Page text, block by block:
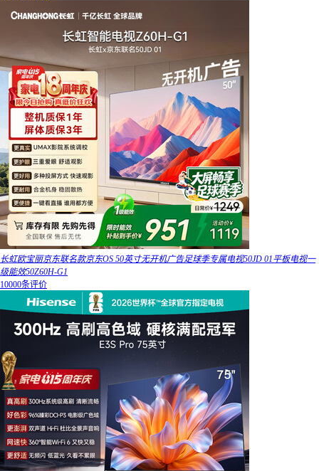
长虹欧宝丽京东联名款京东OS 50英寸无开机广告足球季专属电视50JD 01平板电视一
级能效50Z60H-G1
10000条评价